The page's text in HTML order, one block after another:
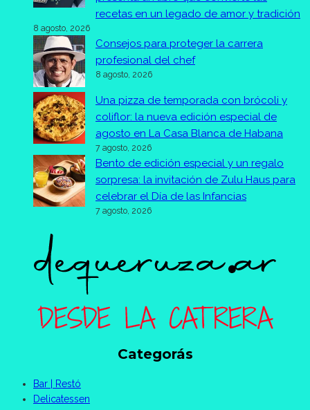
recetas en un legado de amor y tradición
8 agosto, 2026
Consejos para proteger la carrera
profesional del chef
8 agosto, 2026
Una pizza de temporada con brócoli y
coliflor: la nueva edición especial de
agosto en La Casa Blanca de Habana
7 agosto, 2026
Bento de edición especial y un regalo
sorpresa: la invitación de Zulu Haus para
celebrar el Día de las Infancias
7 agosto, 2026
Categorás
Bar | Restó
Delicatessen